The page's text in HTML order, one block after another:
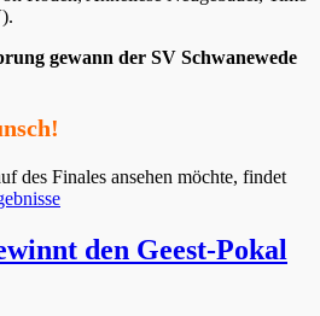
gewann der SV Schwanewede
des Finales ansehen möchte, findet
den Geest-Pokal